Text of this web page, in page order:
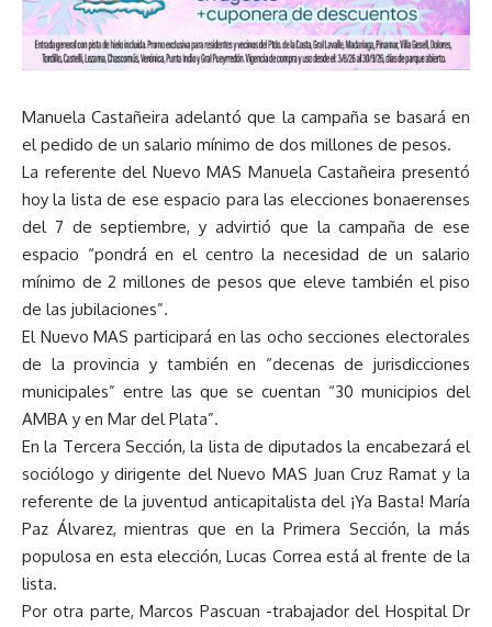
Manuela Castañeira adelantó que la campaña se basará en
el pedido de un salario mínimo de dos millones de pesos.
La referente del Nuevo MAS Manuela Castañeira presentó
hoy la lista de ese espacio para las elecciones bonaerenses
del 7 de septiembre, y advirtió que la campaña de ese
espacio “pondrá en el centro la necesidad de un salario
mínimo de 2 millones de pesos que eleve también el piso
de las jubilaciones”.
El Nuevo MAS participará en las ocho secciones electorales
de la provincia y también en “decenas de jurisdicciones
municipales” entre las que se cuentan “30 municipios del
AMBA y en Mar del Plata”.
En la Tercera Sección, la lista de diputados la encabezará el
sociólogo y dirigente del Nuevo MAS Juan Cruz Ramat y la
referente de la juventud anticapitalista del ¡Ya Basta! María
Paz Álvarez, mientras que en la Primera Sección, la más
populosa en esta elección, Lucas Correa está al frente de la
lista.
Por otra parte, Marcos Pascuan -trabajador del Hospital Dr